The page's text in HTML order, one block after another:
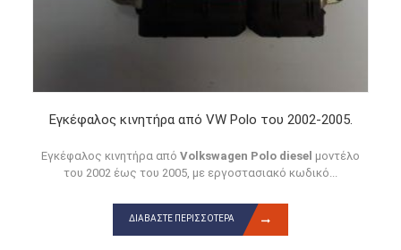
Εγκέφαλος κινητήρα από VW Polo του 2002-2005.
Εγκέφαλος κινητήρα από Volkswagen Polo diesel μοντέλο
του 2002 έως του 2005, με εργοστασιακό κωδικό...
ΔΙΑΒΆΣΤΕ ΠΕΡΙΣΣΌΤΕΡΑ